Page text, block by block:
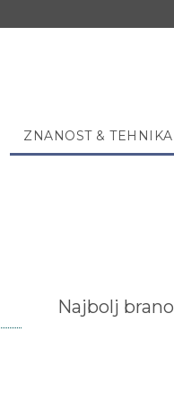
ZNANOST & TEHNIKA
Najbolj brano